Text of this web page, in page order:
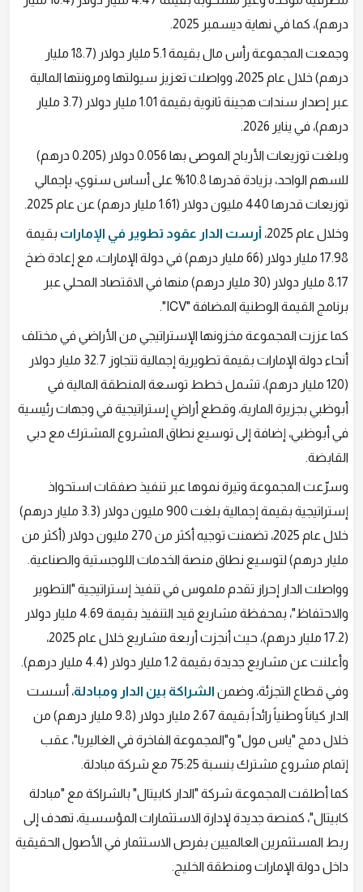
درهم)، كما في نهاية ديسمبر 2025.
وجمعت المجموعة رأس مال بقيمة 5.1 مليار دولار (18.7 مليار
درهم) خلال عام 2025، وواصلت تعزيز سيولتها ومرونتها المالية
عبر إصدار سندات هجينة ثانوية بقيمة 1.01 مليار دولار (3.7 مليار
درهم)، في يناير 2026.
وبلغت توزيعات الأرباح الموصى بها 0.056 دولار (0.205 درهم)
للسهم الواحد، بزيادة قدرها 10.8% على أساس سنوي، بإجمالي
توزيعات قدرها 440 مليون دولار (1.61 مليار درهم) عن عام 2025.
وخلال عام 2025، أرست الدار عقود تطوير في الإمارات بقيمة
17.98 مليار دولار (66 مليار درهم) في دولة الإمارات، مع إعادة ضخ
8.17 مليار دولار (30 مليار درهم) منها في الاقتصاد المحلي عبر
برنامج القيمة الوطنية المضافة "ICV".
كما عززت المجموعة مخزونها الإستراتيجي من الأراضي في مختلف
أنحاء دولة الإمارات بقيمة تطويرية إجمالية تتجاوز 32.7 مليار دولار
(120 مليار درهم)، تشمل خطط توسعة المنطقة المالية في
أبوظبي بجزيرة المارية، وقطع أراضٍ إستراتيجية في وجهات رئيسية
في أبوظبي، إضافة إلى توسيع نطاق المشروع المشترك مع دبي
القابضة.
وسرّعت المجموعة وتيرة نموها عبر تنفيذ صفقات استحواذ
إستراتيجية بقيمة إجمالية بلغت 900 مليون دولار (3.3 مليار درهم)
خلال عام 2025، تضمنت توجيه أكثر من 270 مليون دولار (أكثر من
مليار درهم) لتوسيع نطاق منصة الخدمات اللوجستية والصناعية.
وواصلت الدار إحراز تقدم ملموس في تنفيذ إستراتيجية "التطوير
والاحتفاظ"، بمحفظة مشاريع قيد التنفيذ بقيمة 4.69 مليار دولار
(17.2 مليار درهم)، حيث أنجزت أربعة مشاريع خلال عام 2025،
وأعلنت عن مشاريع جديدة بقيمة 1.2 مليار دولار (4.4 مليار درهم).
وفي قطاع التجزئة، وضمن الشراكة بين الدار ومبادلة، أسست
الدار كياناً وطنياً رائداً بقيمة 2.67 مليار دولار (9.8 مليار درهم) من
خلال دمج "ياس مول" و"المجموعة الفاخرة في الغاليريا"، عقب
إتمام مشروع مشترك بنسبة 75:25 مع شركة مبادلة.
كما أطلقت المجموعة شركة "الدار كابيتال" بالشراكة مع "مبادلة
كابيتال"، كمنصة جديدة لإدارة الاستثمارات المؤسسية، تهدف إلى
ربط المستثمرين العالميين بفرص الاستثمار في الأصول الحقيقية
داخل دولة الإمارات ومنطقة الخليج.